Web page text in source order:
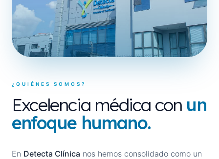
¿QUIÉNES SOMOS?
Excelencia médica con un
enfoque humano.
En Detecta Clínica nos hemos consolidado como un